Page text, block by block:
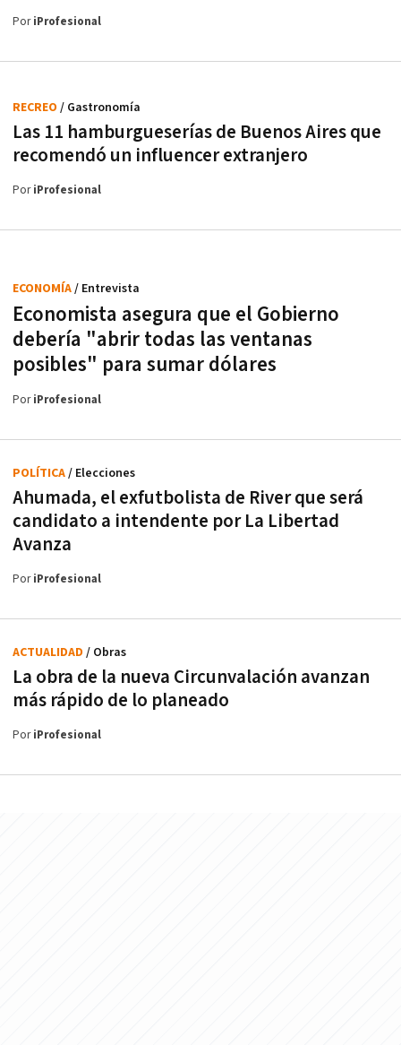
PoriProfesional
Las 11 hamburgueserías de Buenos Aires que
recomendó un influencer extranjero
RECREO / Gastronomía
PoriProfesional
Economista asegura que el Gobierno
debería "abrir todas las ventanas
posibles" para sumar dólares
ECONOMÍA/ Entrevista
PoriProfesional
Ahumada, el exfutbolista de River que será
candidato a intendente por La Libertad
Avanza
POLÍTICA/ Elecciones
PoriProfesional
La obra de la nueva Circunvalación avanzan
más rápido de lo planeado
ACTUALIDAD / Obras
PoriProfesional